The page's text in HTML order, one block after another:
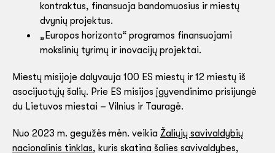
kontraktus, finansuoja bandomuosius ir miestų
dvynių projektus.
„Europos horizonto“ programos finansuojami
mokslinių tyrimų ir inovacijų projektai.
Miestų misijoje dalyvauja 100 ES miestų ir 12 miestų iš
asocijuotųjų šalių. Prie ES misijos įgyvendinimo prisijungė
du Lietuvos miestai – Vilnius ir Tauragė.
Nuo 2023 m. gegužės mėn. veikia Žaliųjų savivaldybių
nacionalinis tinklas, kuris skatina šalies savivaldybes,